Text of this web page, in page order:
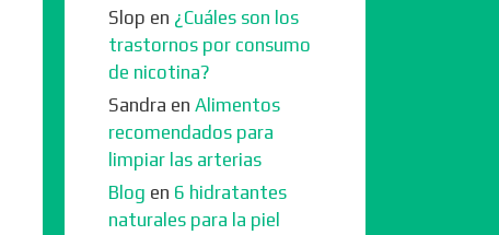
Slop en ¿Cuáles son los
trastornos por consumo
de nicotina?
Sandra en Alimentos
recomendados para
limpiar las arterias
Blog en 6 hidratantes
naturales para la piel